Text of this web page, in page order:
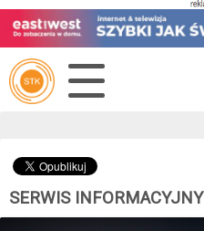
SERWIS INFORMACYJNY